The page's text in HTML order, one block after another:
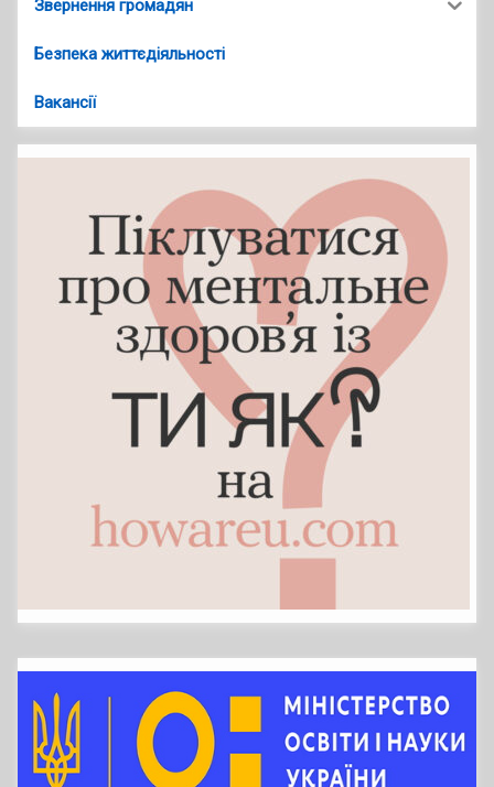
Звернення громадян
Безпека життєдіяльності
Вакансії